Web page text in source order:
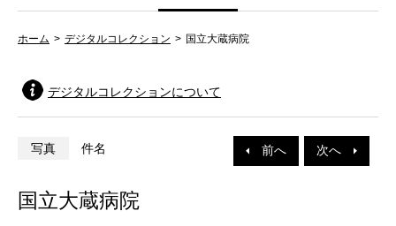
ホーム デジタルコレクション 国立大蔵病院
デジタルコレクションについて
前へ 次へ
写真 件名
国立大蔵病院